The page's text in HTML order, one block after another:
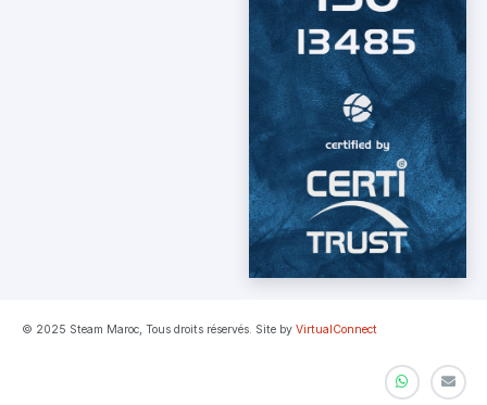
© 2025 Steam Maroc, Tous droits réservés. Site by VirtualConnect